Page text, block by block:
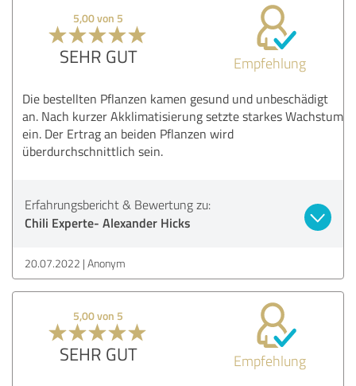
5,00 von 5
SEHR GUT Empfehlung
Die bestellten Pflanzen kamen gesund und unbeschädigt
an. Nach kurzer Akklimatisierung setzte starkes Wachstum
ein. Der Ertrag an beiden Pflanzen wird
überdurchschnittlich sein.
Erfahrungsbericht & Bewertung zu:
Chili Experte- Alexander Hicks
20.07.2022 Anonym
5,00 von 5
SEHR GUT Empfehlung